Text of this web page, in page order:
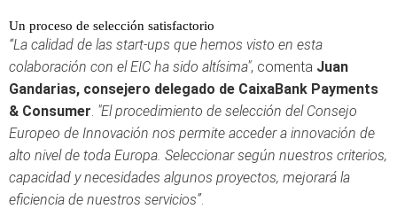
Un proceso de selección satisfactorio
“La calidad de las start-ups que hemos visto en esta
colaboración con el EIC ha sido altísima", comenta Juan
Gandarias, consejero delegado de CaixaBank Payments
& Consumer. "El procedimiento de selección del Consejo
Europeo de Innovación nos permite acceder a innovación de
alto nivel de toda Europa. Seleccionar según nuestros criterios,
capacidad y necesidades algunos proyectos, mejorará la
eficiencia de nuestros servicios”.